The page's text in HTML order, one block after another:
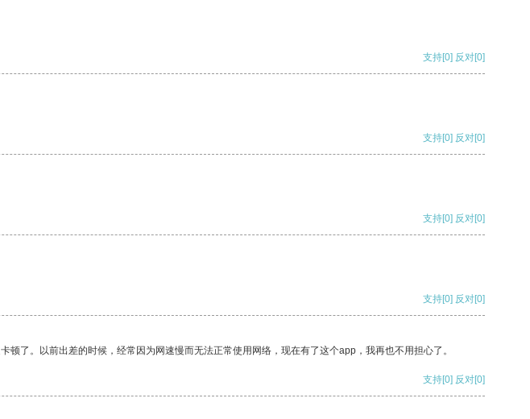
支持[0] 反对[0]
支持[0] 反对[0]
支持[0] 反对[0]
支持[0] 反对[0]
了。以前出差的时候，经常因为网速慢而无法正常使用网络，现在有了这个app，我再也不用担心了。
支持[0] 反对[0]